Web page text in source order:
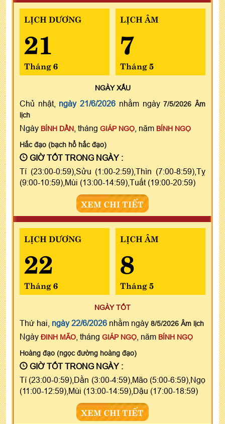
LỊCH DƯƠNG
21
Tháng 6
LỊCH ÂM
7
Tháng 5
NGÀYXẤU
Chủ nhật, ngày 21/6/2026 nhằm ngày7/5/2026 Âm
lịch
Ngày BÍNH DẦN , tháng GIÁP NGỌ , năm BÍNH NGỌ
Hắc đạo (bạch hổ hắc đạo)
GIỜ TỐT TRONG NGÀY :
Tí (23:00-0:59),Sửu (1:00-2:59),Thìn (7:00-8:59),Tỵ
(9:00-10:59),Mùi (13:00-14:59),Tuất (19:00-20:59)
XEM CHI TIẾT
LỊCH DƯƠNG
22
Tháng 6
LỊCH ÂM
8
Tháng 5
NGÀY TỐT
Thứ hai, ngày 22/6/2026 nhằm ngày 8/5/2026 Âm lịch
Ngày ĐINH MÃO , tháng GIÁP NGỌ , năm BÍNH NGỌ
Hoàng đạo (ngọc đường hoàng đạo)
GIỜ TỐT TRONG NGÀY :
Tí (23:00-0:59),Dần (3:00-4:59),Mão (5:00-6:59),Ngọ
(11:00-12:59),Mùi (13:00-14:59),Dậu (17:00-18:59)
XEM CHI TIẾT